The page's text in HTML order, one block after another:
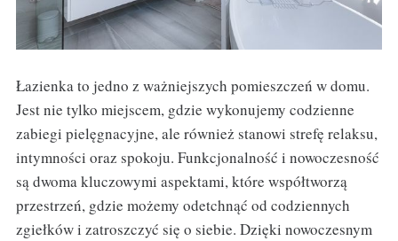
Łazienka to jedno z ważniejszych pomieszczeń w domu.
Jest nie tylko miejscem, gdzie wykonujemy codzienne
zabiegi pielęgnacyjne, ale również stanowi strefę relaksu,
intymności oraz spokoju. Funkcjonalność i nowoczesność
są dwoma kluczowymi aspektami, które współtworzą
przestrzeń, gdzie możemy odetchnąć od codziennych
zgiełków i zatroszczyć się o siebie. Dzięki nowoczesnym